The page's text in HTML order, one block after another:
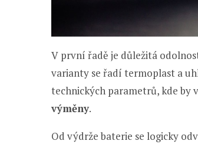
V první řadě je důležitá
varianty se řadí termoplast a
technických parametrů, kde by
výměny.
Od výdrže baterie se logicky